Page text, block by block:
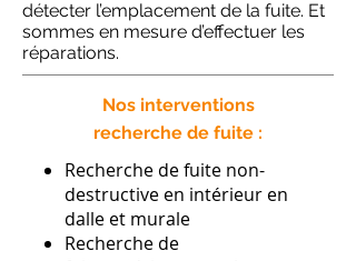
Nos interventions
recherche de fuite :
Recherche de fuite non-
destructive en intérieur en
dalle et murale
Recherche de
détecter l’emplacement de la fuite. Et
sommes en mesure d’effectuer les
réparations.